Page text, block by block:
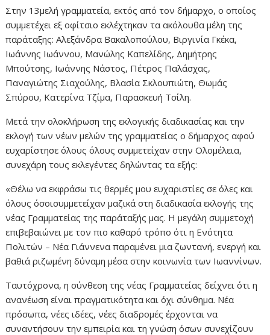
Στην 13μελή γραμματεία, εκτός από τον δήμαρχο, ο οποίος
συμμετέχει εξ οφίτσιο εκλέχτηκαν τα ακόλουθα μέλη της
παράταξης: Αλεξάνδρα Βακαλοπούλου, Βιργινία Γκέκα,
Ιωάννης Ιωάννου, Μανώλης Καπελίδης, Δημήτρης
Μπούτσης, Ιωάννης Νάστος, Πέτρος Παλάσχας,
Παναγιώτης Σιαχούλης, Βλασία Σκλουπιώτη, Θωμάς
Σπύρου, Κατερίνα Τζίμα, Παρασκευή Τσίλη.
Μετά την ολοκλήρωση της εκλογικής διαδικασίας και την
εκλογή των νέων μελών της γραμματείας ο δήμαρχος αφού
ευχαρίστησε όλους όλους συμμετείχαν στην Ολομέλεια,
συνεχάρη τους εκλεγέντες δηλώντας τα εξής:
«Θέλω να εκφράσω τις θερμές μου ευχαριστίες σε όλες και
όλους όσοισυμμετείχαν μαζικά στη διαδικασία εκλογής της
νέας Γραμματείας της παράταξής μας. Η μεγάλη συμμετοχή
επιβεβαιώνει με τον πιο καθαρό τρόπο ότι η Ενότητα
Πολιτών – Νέα Γιάννενα παραμένει μια ζωντανή, ενεργή και
βαθιά ριζωμένη δύναμη μέσα στην κοινωνία των Ιωαννίνων.
Ταυτόχρονα, η σύνθεση της νέας Γραμματείας δείχνει ότι η
ανανέωση είναι πραγματικότητα και όχι σύνθημα. Νέα
πρόσωπα, νέες ιδέες, νέες διαδρομές έρχονται να
συναντήσουν την εμπειρία και τη γνώση όσων συνεχίζουν